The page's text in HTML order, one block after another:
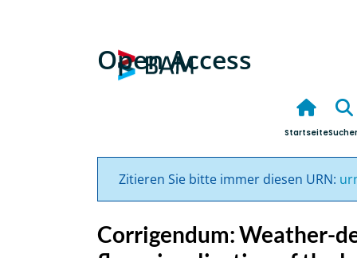
Open Access
Startseite
Zitieren Sie bitte immer diesen URN:
Corrigendum: Weather-